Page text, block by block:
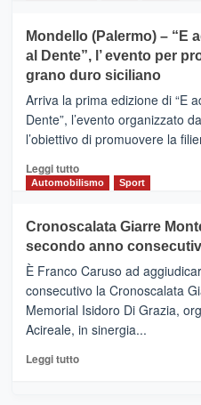
e
messaggi
di
CASTIGLIONE
DI
SICILIA
(Ct)
–
Il
Borgo
Gusto,
il
tra
sapori
vicoli
medievali
Mondello (Palermo) – “E
al Dente”, l’ evento per
grano duro siciliano
Arriva la prima edizione di “E
Dente”, l’evento organizzato
l’obiettivo di promuovere la
Leggi tuttoLeggi
di
Mondello
(Palermo)
–
“E
adesso
Pasta
–
Sicilia
Automobilismo Sport
Cronoscalata Giarre
secondo anno
È Franco Caruso ad
consecutivo la Cronoscalata
Memorial Isidoro Di Grazia,
Acireale, in sinergia...
Leggi tuttoLeggi